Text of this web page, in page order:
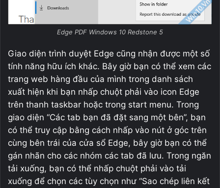
Edge PDF Windows 10 Redstone 5
Giao diện trình duyệt Edge cũng nhận được một số
tính năng hữu ích khác. Bây giờ bạn có thể xem các
trang web hàng đầu của mình trong danh sách
xuất hiện khi bạn nhấp chuột phải vào icon Edge
trên thanh taskbar hoặc trong start menu. Trong
giao diện “Các tab bạn đã đặt sang một bên”, bạn
có thể truy cập bằng cách nhấp vào nút ở góc trên
cùng bên trái của cửa sổ Edge, bây giờ bạn có thể
gán nhãn cho các nhóm các tab đã lưu. Trong ngăn
tải xuống, bạn có thể nhấp chuột phải vào tải
xuống để chọn các tùy chọn như “Sao chép liên kết